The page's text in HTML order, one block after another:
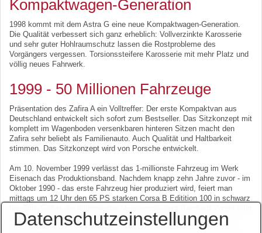
Kompaktwagen-Generation
1998 kommt mit dem Astra G eine neue Kompaktwagen-Generation.
Die Qualität verbessert sich ganz erheblich: Vollverzinkte Karosserie
und sehr guter Hohlraumschutz lassen die Rostprobleme des
Vorgängers vergessen. Torsionssteifere Karosserie mit mehr Platz und
völlig neues Fahrwerk.
1999 - 50 Millionen Fahrzeuge
Präsentation des Zafira A ein Volltreffer: Der erste Kompaktvan aus
Deutschland entwickelt sich sofort zum Bestseller. Das Sitzkonzept mit
komplett im Wagenboden versenkbaren hinteren Sitzen macht den
Zafira sehr beliebt als Familienauto. Auch Qualität und Haltbarkeit
stimmen. Das Sitzkonzept wird von Porsche entwickelt.
Am 10. November 1999 verlässt das 1-millionste Fahrzeug im Werk
Eisenach das Produktionsband. Nachdem knapp zehn Jahre zuvor - im
Oktober 1990 - das erste Fahrzeug hier produziert wird, feiert man
mittags um 12 Uhr den 65 PS starken Corsa B Editition 100 in schwarz
den Corsa ein paar Meter im Werk, bevor er sich auf den Weg zu
seinem Käufer nach Regensburg macht.
Datenschutzeinstellungen